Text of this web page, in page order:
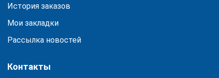
История заказов
Мои закладки
Рассылка новостей
Контакты